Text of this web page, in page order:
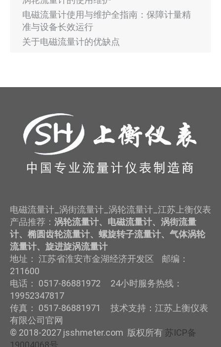
电磁流量计使用与维护全指南：保障计量精
准与设备长效运行
关于电磁流量计的优缺点
电磁流量计_涡街流量计_涡轮流量计_江苏上衡仪表
产品推荐： 涡轮流量计、电磁流量计、涡街流量
计、椭圆齿轮流量计、螺旋转子流量计、气体涡轮
流量计、旋进旋涡流量计
地址： 江苏省淮安市金湖经济开发区 邮编：
211600
电话： 0517-86881972 24小时服务热线：
19952347817
传真： 0517-86881971 技术支持：江苏上衡仪表
有限公司官网
© 2018-2027 jsshmeter.com 版权所有 苏ICP备
19004068号